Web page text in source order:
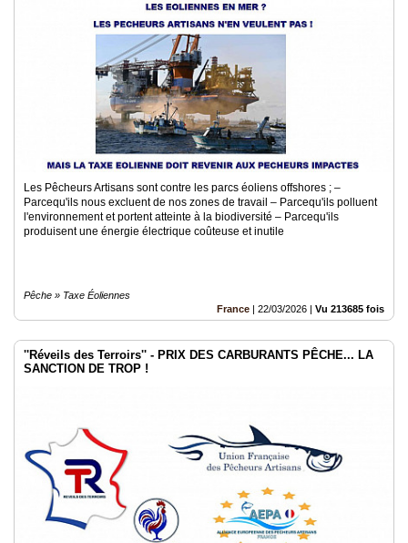
Les Pêcheurs Artisans sont contre les parcs éoliens offshores ; –
Parcequ'ils nous excluent de nos zones de travail – Parcequ'ils polluent
l'environnement et portent atteinte à la biodiversité – Parcequ'ils
produisent une énergie électrique coûteuse et inutile
Pêche » Taxe Éoliennes
France | 22/03/2026 | Vu 213685 fois
''Réveils des Terroirs'' - PRIX DES CARBURANTS PÊCHE... LA
SANCTION DE TROP !